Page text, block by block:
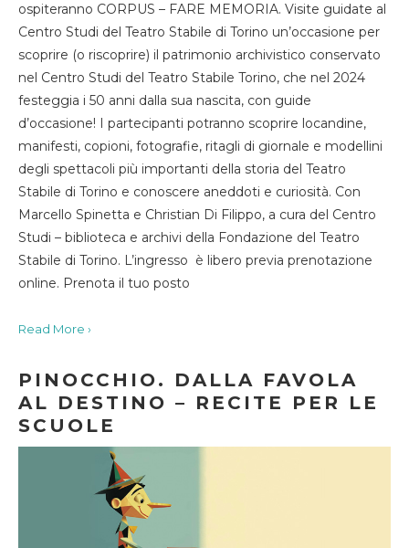
ospiteranno CORPUS – FARE MEMORIA. Visite guidate al
Centro Studi del Teatro Stabile di Torino un’occasione per
scoprire (o riscoprire) il patrimonio archivistico conservato
nel Centro Studi del Teatro Stabile Torino, che nel 2024
festeggia i 50 anni dalla sua nascita, con guide
d’occasione! I partecipanti potranno scoprire locandine,
manifesti, copioni, fotografie, ritagli di giornale e modellini
degli spettacoli più importanti della storia del Teatro
Stabile di Torino e conoscere aneddoti e curiosità. Con
Marcello Spinetta e Christian Di Filippo, a cura del Centro
Studi – biblioteca e archivi della Fondazione del Teatro
Stabile di Torino. L’ingresso è libero previa prenotazione
online. Prenota il tuo posto
Read More ›
PINOCCHIO. DALLA FAVOLA
AL DESTINO – RECITE PER LE
SCUOLE